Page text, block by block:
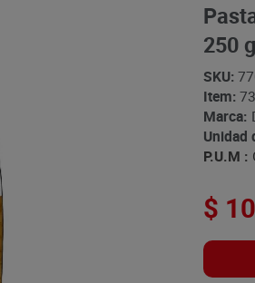
250 g
SKU:
Item:
Marca:
Unidad
P.U.M :
$ 10